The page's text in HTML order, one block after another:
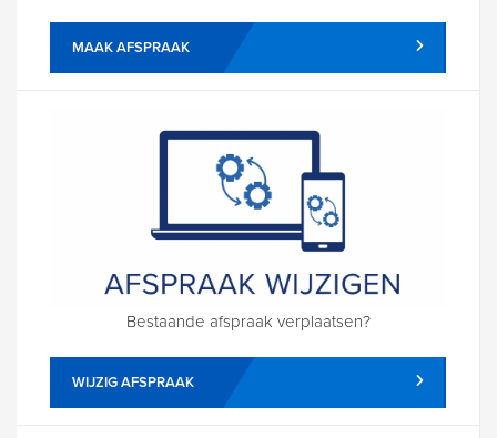
MAAK AFSPRAAK
Bestaande afspraak verplaatsen?
WIJZIG AFSPRAAK